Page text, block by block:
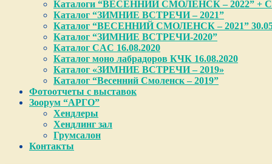
Каталоги “ВЕСЕННИЙ СМОЛЕНСК – 2022” +
Каталог “ЗИМНИЕ ВСТРЕЧИ – 2021”
Каталог “ВЕСЕННИЙ СМОЛЕНСК – 2021”
Каталог “ЗИМНИЕ ВСТРЕЧИ-2020”
Каталог CAC 16.08.2020
Каталог моно лабрадоров КЧК 16.08.2020
Каталог «ЗИМНИЕ ВСТРЕЧИ – 2019»
Каталог “Весенний Смоленск – 2019”
Фотоотчеты с выставок
Зоорум “АРГО”
Хендлеры
Хендлинг зал
Грумсалон
Контакты